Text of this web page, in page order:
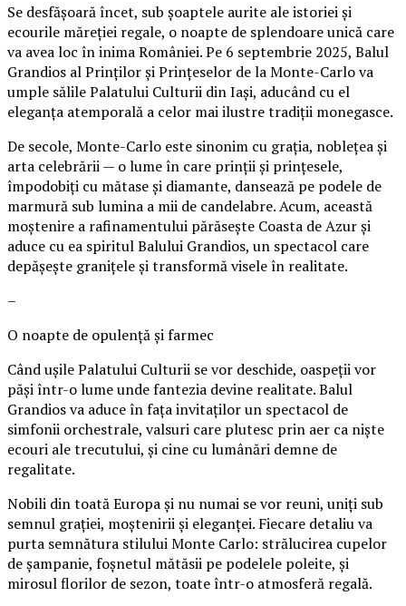
Se desfășoară încet, sub șoaptele aurite ale istoriei și
ecourile măreției regale, o noapte de splendoare unică care
va avea loc în inima României. Pe 6 septembrie 2025, Balul
Grandios al Prinților și Prințeselor de la Monte-Carlo va
umple sălile Palatului Culturii din Iași, aducând cu el
eleganța atemporală a celor mai ilustre tradiții monegasce.
De secole, Monte-Carlo este sinonim cu grația, noblețea și
arta celebrării — o lume în care prinții și prințesele,
împodobiți cu mătase și diamante, dansează pe podele de
marmură sub lumina a mii de candelabre. Acum, această
moștenire a rafinamentului părăsește Coasta de Azur și
aduce cu ea spiritul Balului Grandios, un spectacol care
depășește granițele și transformă visele în realitate.
–
O noapte de opulență și farmec
Când ușile Palatului Culturii se vor deschide, oaspeții vor
păși într-o lume unde fantezia devine realitate. Balul
Grandios va aduce în fața invitaților un spectacol de
simfonii orchestrale, valsuri care plutesc prin aer ca niște
ecouri ale trecutului, și cine cu lumânări demne de
regalitate.
Nobili din toată Europa și nu numai se vor reuni, uniți sub
semnul grației, moștenirii și eleganței. Fiecare detaliu va
purta semnătura stilului Monte Carlo: strălucirea cupelor
de șampanie, foșnetul mătăsii pe podelele poleite, și
mirosul florilor de sezon, toate într-o atmosferă regală.